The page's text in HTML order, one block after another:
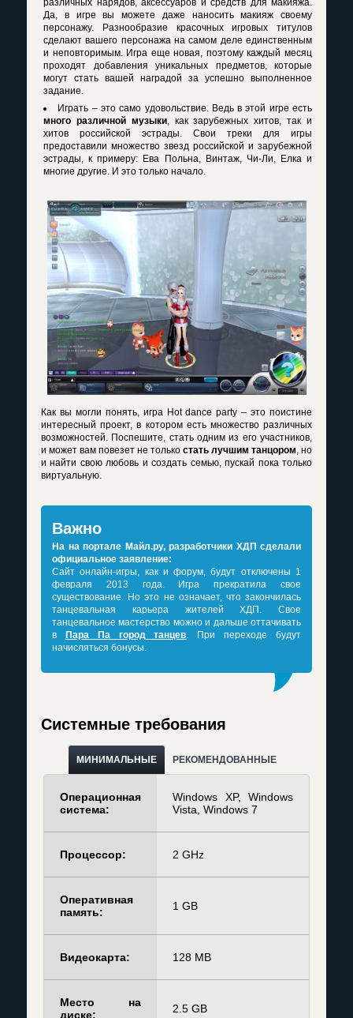
Да, в игре вы можете даже наносить макияж своему
персонажу. Разнообразие красочных игровых титулов
сделают вашего персонажа на самом деле единственным
и неповторимым. Игра еще новая, поэтому каждый месяц
проходят добавления уникальных предметов, которые
могут стать вашей наградой за успешно выполненное
задание.
Играть – это само удовольствие. Ведь в этой игре есть
много различной музыки, как зарубежных хитов, так и
хитов российской эстрады. Свои треки для игры
предоставили множество звезд российской и зарубежной
эстрады, к примеру: Ева Польна, Винтаж, Чи-Ли, Елка и
многие другие. И это только начало.
Как вы могли понять, игра Hot dance party – это поистине
интересный проект, в котором есть множество различных
возможностей. Поспешите, стать одним из его участников,
и может вам повезет не только стать лучшим танцором, но
и найти свою любовь и создать семью, пускай пока только
виртуальную.
Важно
На на портале Майл.ру, разработчики ХДП сделали
официальное заявление:
Сайт онлайн-игры, как и форум, будут отключены 1
февраля 2013 года. Игра прекратила свое
существование. Но это не означает, что закончилась
танцевальная карьера жителей ХДП. Свое
танцевальное мастерство можно и дальше оттачивать
в
Пара Па город танцев. При переходе будут
начисляться бонусы.
Системные требования
МИНИМАЛЬНЫЕ РЕКОМЕНДОВАННЫЕ
Операционная
система:
Windows XP, Windows
Vista, Windows 7
Процессор: 2 GHz
Оперативная
память:
1 GB
Видеокарта: 128 MB
Место на
диске:
2.5 GB